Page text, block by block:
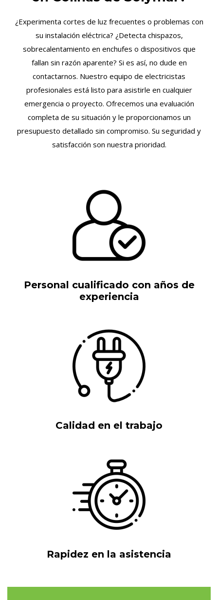
¿Experimenta cortes de luz frecuentes o problemas con
su instalación eléctrica? ¿Detecta chispazos,
sobrecalentamiento en enchufes o dispositivos que
fallan sin razón aparente? Si es así, no dude en
contactarnos. Nuestro equipo de electricistas
profesionales está listo para asistirle en cualquier
emergencia o proyecto. Ofrecemos una evaluación
completa de su situación y le proporcionamos un
presupuesto detallado sin compromiso. Su seguridad y
satisfacción son nuestra prioridad.
Personal cualificado con años de
experiencia
Calidad en el trabajo
Rapidez en la asistencia